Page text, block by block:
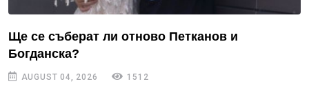
Ще се съберат ли отново Петканов и
Богданска?
AUGUST 04, 2026 1512